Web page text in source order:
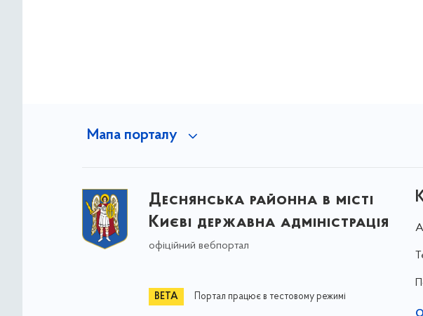
Мапа порталу
Деснянська районна в місті
Києві державна адміністрація
офіційний вебпортал
Портал працює в тестовому режимі